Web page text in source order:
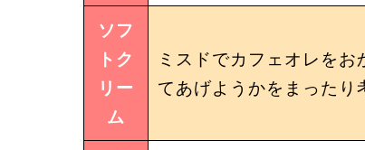
ソフ
トク
リー
ム
ミスドでカフェオレを
てあげようかをまったり